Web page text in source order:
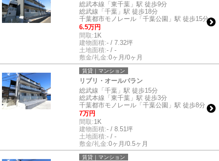
総武本線「東千葉」駅 徒歩9分
総武線「千葉」駅 徒歩18分
千葉都市モノレール「千葉公園」駅 徒歩15分
6.5万円
間取:1K
建物面積:- / 7.32坪
土地面積:- / -
敷金/礼金:0ヶ月/0ヶ月
賃貸｜マンション
リブリ・オールパラン
総武線「千葉」駅 徒歩15分
総武本線「東千葉」駅 徒歩3分
千葉都市モノレール「千葉公園」駅 徒歩8分
7万円
間取:1K
建物面積:- / 8.51坪
土地面積:- / -
敷金/礼金:0ヶ月/0.5ヶ月
賃貸｜マンション